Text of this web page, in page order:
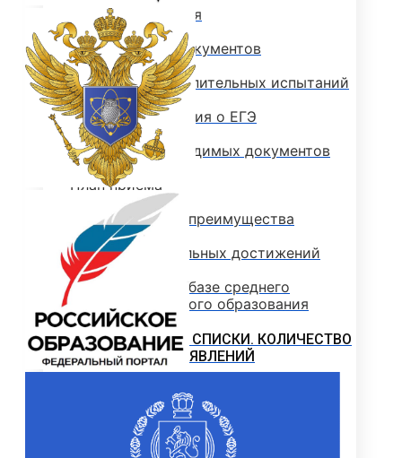
Сроки зачисления
Сроки подачи документов
Программы вступительных испытаний
Основные сведения о ЕГЭ
Перечень необходимых документов
План приема
Особые права и преимущества
Учет индивидуальных достижений
Поступление на базе среднего
профессионального образования
РЕЙТИНГОВЫЕ СПИСКИ. КОЛИЧЕСТВО
ПОДАННЫХ ЗАЯВЛЕНИЙ
ПРИКАЗЫ О ЗАЧИСЛЕНИИ
ПРОГРАММЫ СПО (КОЛЛЕДЖ)